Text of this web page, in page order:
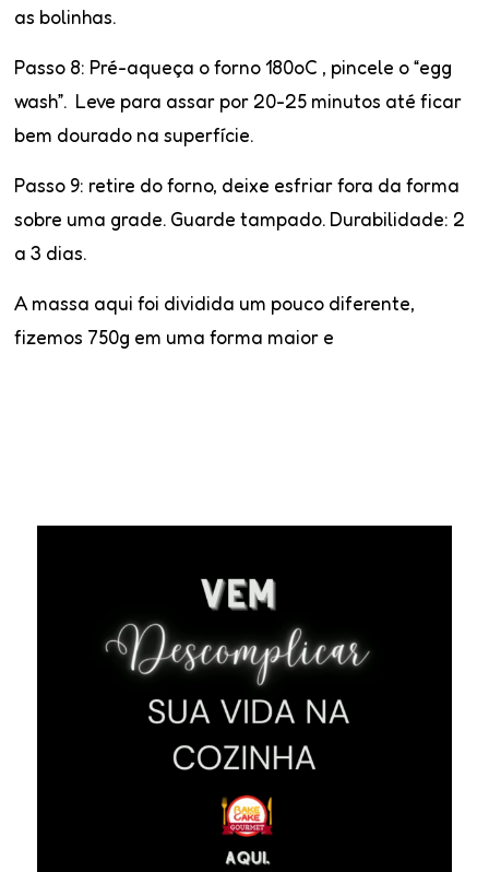
as bolinhas.
Passo 8: Pré-aqueça o forno 180oC , pincele o “egg
wash”. Leve para assar por 20-25 minutos até ficar
bem dourado na superfície.
Passo 9: retire do forno, deixe esfriar fora da forma
sobre uma grade. Guarde tampado. Durabilidade: 2
a 3 dias.
A massa aqui foi dividida um pouco diferente,
fizemos 750g em uma forma maior e